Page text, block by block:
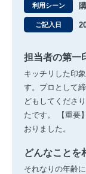
利用シーン
ご記入日
担当者の第一
キッチリした印
す。プロとして
どもしてくださ
たです。 【重要
おりました。
どんなことを
それなりの年齢